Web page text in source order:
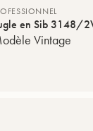
en Sib 3148/
Vintage